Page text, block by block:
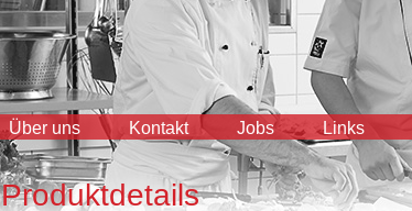
Über uns Kontakt Jobs Links
Produktdetails